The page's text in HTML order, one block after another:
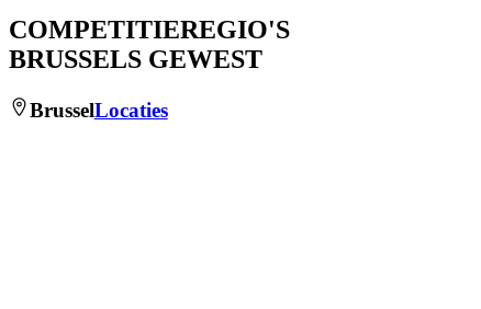
COMPETITIEREGIO'S
BRUSSELS GEWEST
BrusselLocaties